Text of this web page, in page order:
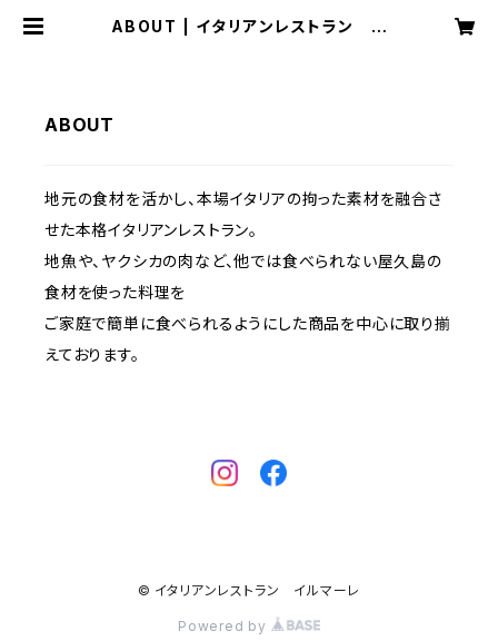
ABOUT | イタリアンレストラン イ
ABOUT
地元の食材を活かし、本場イタリアの拘った素材を融合さ
せた本格イタリアンレストラン。
地魚や、ヤクシカの肉など、他では食べられない屋久島の
食材を使った料理を
ご家庭で簡単に食べられるようにした商品を中心に取り揃
えております。
© イタリアンレストラン イルマーレ
Powered by